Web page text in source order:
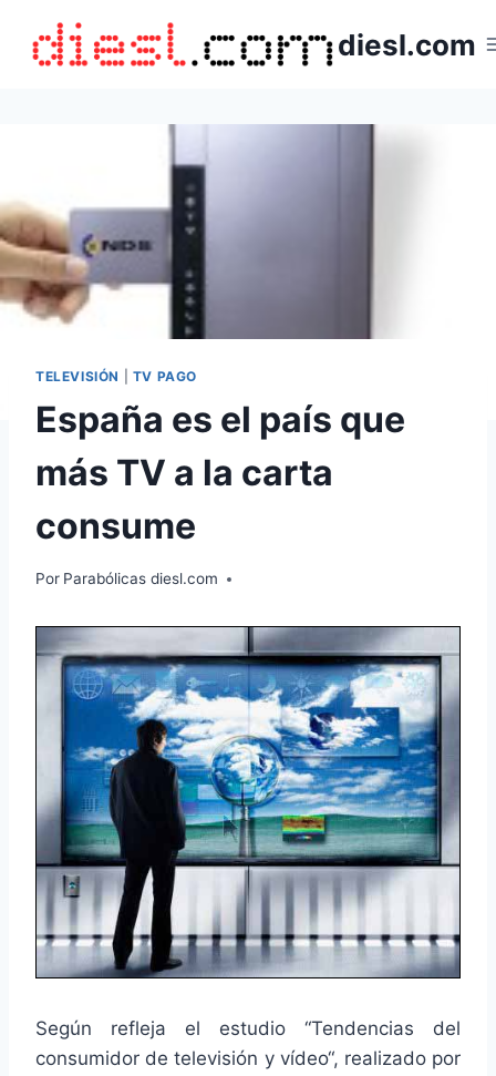
contenido
diesl.com
TELEVISIÓN TV PAGO
España es el país que
más TV a la carta
consume
Por Parabólicas diesl.com
Según refleja el estudio “Tendencias del
consumidor de televisión y vídeo“, realizado por